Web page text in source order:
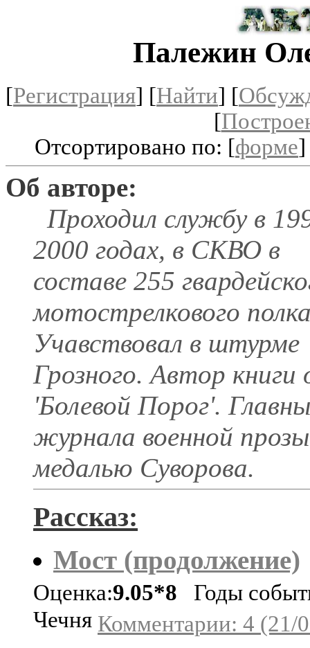
Палежин
[Регистрация] [Найти] [
[
Отсортировано по: [форме
Об авторе:
Проходил службу в
2000 годах, в СКВО в
составе 255
мотострелкового
Учавствовал в штурме
Грозного. Автор
'Болевой Порог'.
журнала военной
медалью Суворова.
Рассказ:
Мост (продолжение)
Оценка:9.05*8 Годы
Чечня Комментарии: 4 (21/